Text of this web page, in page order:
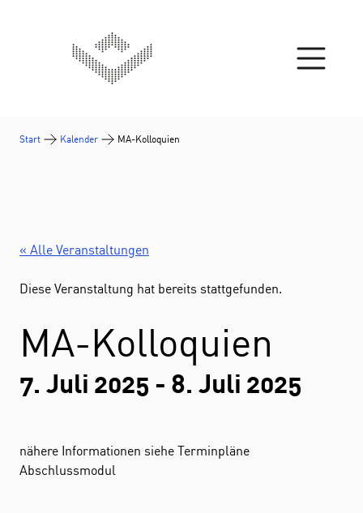
Start Kalender MA-Kolloquien
« Alle Veranstaltungen
Diese Veranstaltung hat bereits stattgefunden.
MA-Kolloquien
7. Juli 2025 - 8. Juli 2025
nähere Informationen siehe Terminpläne
Abschlussmodul